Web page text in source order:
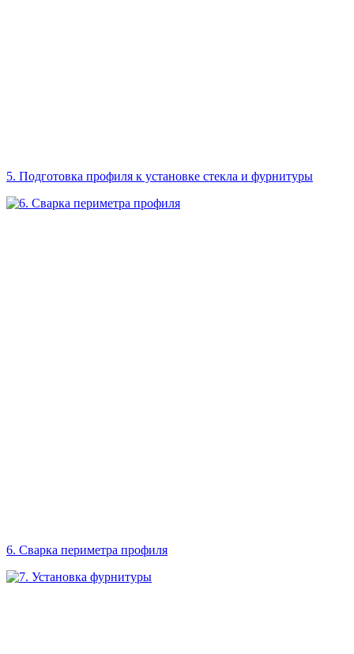
5. Подготовка профиля к установке стекла и фурнитуры
6. Сварка периметра профиля